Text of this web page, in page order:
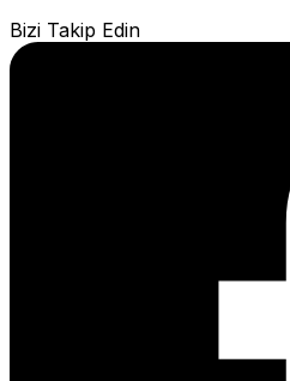
Bizi Takip Edin